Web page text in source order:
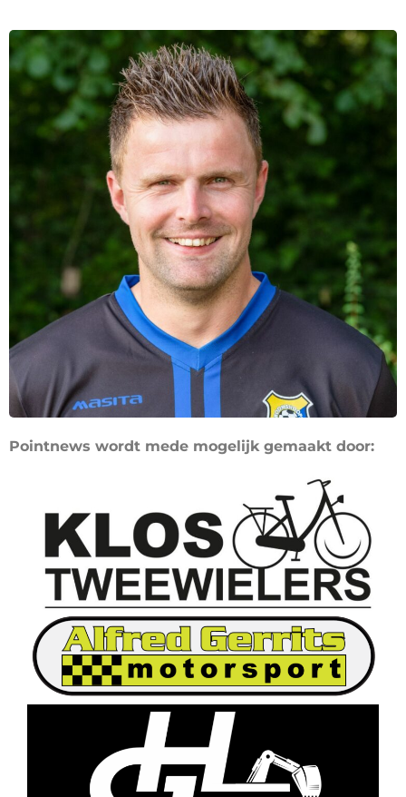
Pointnews wordt mede mogelijk gemaakt door: